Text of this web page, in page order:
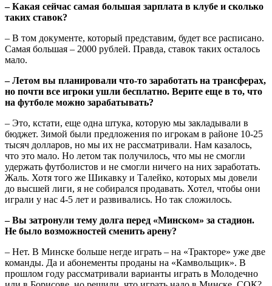
– Какая сейчас самая большая зарплата в клубе и сколько
таких ставок?
– В том документе, который представим, будет все расписано.
Самая большая – 2000 рублей. Правда, ставок таких осталось
мало.
– Летом вы планировали что-то заработать на трансферах,
но почти все игроки ушли бесплатно. Верите еще в то, что
на футболе можно зарабатывать?
– Это, кстати, еще одна штука, которую мы закладывали в
бюджет. Зимой были предложения по игрокам в районе 10-25
тысяч долларов, но мы их не рассматривали. Нам казалось,
что это мало. Но летом так получилось, что мы не смогли
удержать футболистов и не смогли ничего на них заработать.
Жаль. Хотя того же Шикавку и Талейко, которых мы довели
до высшей лиги, я не собирался продавать. Хотел, чтобы они
играли у нас 4-5 лет и развивались. Но так сложилось.
– Вы затронули тему долга перед «Минском» за стадион.
Не было возможностей сменить арену?
– Нет. В Минске больше негде играть – на «Тракторе» уже две
команды. Да и абонементы проданы на «Камвольщик». В
прошлом году рассматривали варианты играть в Молодечно